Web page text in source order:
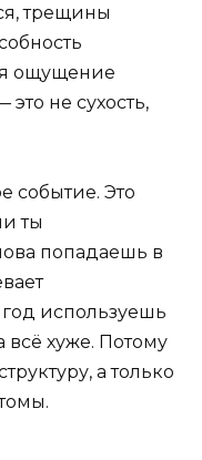
трещины
ощущение
не сухость,
событие. Это
ты
попадаешь в
год используешь
хуже. Потому
а только